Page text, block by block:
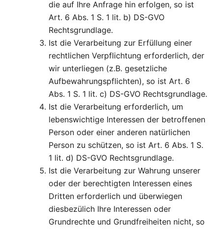
die auf Ihre Anfrage hin erfolgen, so ist
Art. 6 Abs. 1 S. 1 lit. b) DS-GVO
Rechtsgrundlage.
Ist die Verarbeitung zur Erfüllung einer
rechtlichen Verpflichtung erforderlich, der
wir unterliegen (z.B. gesetzliche
Aufbewahrungspflichten), so ist Art. 6
Abs. 1 S. 1 lit. c) DS-GVO Rechtsgrundlage.
Ist die Verarbeitung erforderlich, um
lebenswichtige Interessen der betroffenen
Person oder einer anderen natürlichen
Person zu schützen, so ist Art. 6 Abs. 1 S.
1 lit. d) DS-GVO Rechtsgrundlage.
Ist die Verarbeitung zur Wahrung unserer
oder der berechtigten Interessen eines
Dritten erforderlich und überwiegen
diesbezülich Ihre Interessen oder
Grundrechte und Grundfreiheiten nicht, so